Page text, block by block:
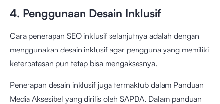
4. Penggunaan Desain Inklusif
Cara penerapan SEO inklusif selanjutnya adalah dengan
menggunakan desain inklusif agar pengguna yang memiliki
keterbatasan pun tetap bisa mengaksesnya.
Penerapan desain inklusif juga termaktub dalam Panduan
Media Aksesibel yang dirilis oleh SAPDA. Dalam panduan